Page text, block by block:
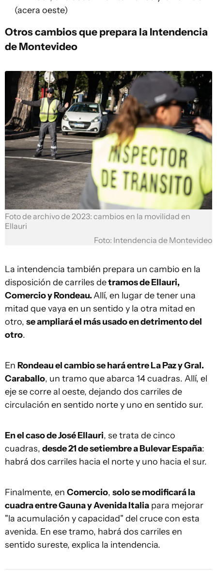
(acera oeste)
Otros cambios que prepara la Intendencia
de Montevideo
Foto de archivo de 2023: cambios en la movilidad en
Ellauri
Foto: Intendencia de Montevideo
La intendencia también prepara un cambio en la
disposición de carriles detramos de Ellauri,
Comercio y Rondeau.Allí, en lugar de tener una
mitad que vaya en un sentido y la otra mitad en
otro, se ampliará el más usado en detrimento del
otro.
En Rondeau el cambio se hará entre La Paz y Gral.
Caraballo, un tramo que abarca 14 cuadras. Allí, el
eje se corre al oeste, dejando dos carriles de
circulación en sentido norte y uno en sentido sur.
En el caso de José Ellauri, se trata de cinco
cuadras, desde 21 de setiembre a Bulevar España:
habrá dos carriles hacia el norte y uno hacia el sur.
Finalmente, en Comercio, solo se modificará la
cuadra entre Gauna y Avenida Italia para mejorar
"la acumulación y capacidad" del cruce con esta
avenida. En ese tramo, habrá dos carriles en
sentido sureste, explica la intendencia.